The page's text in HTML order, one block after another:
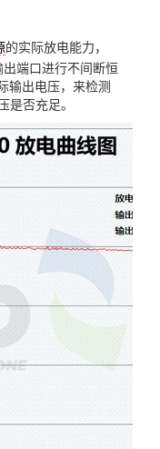
的实际放电能力，
端口进行不间断恒
输出电压，来检测
否充足。